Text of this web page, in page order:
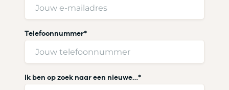
n
a
a
Telefoonnummer*
Ik ben op zoek naar een nieuwe…*